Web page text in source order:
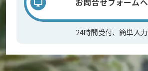
24時間受付、簡単入力